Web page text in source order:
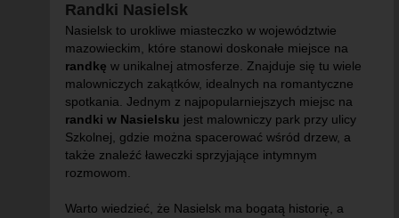
Randki Nasielsk
Nasielsk to urokliwe miasteczko w województwie
mazowieckim, które stanowi doskonałe miejsce na
randkę w unikalnej atmosferze. Znajduje się tu wiele
malowniczych zakątków, idealnych na romantyczne
spotkania. Jednym z najpopularniejszych miejsc na
randki w Nasielsku jest malowniczy park przy ulicy
Szkolnej, gdzie można spacerować wśród drzew, a
także znaleźć ławeczki sprzyjające intymnym
rozmowom.
Warto wiedzieć, że Nasielsk ma bogatą historię, a